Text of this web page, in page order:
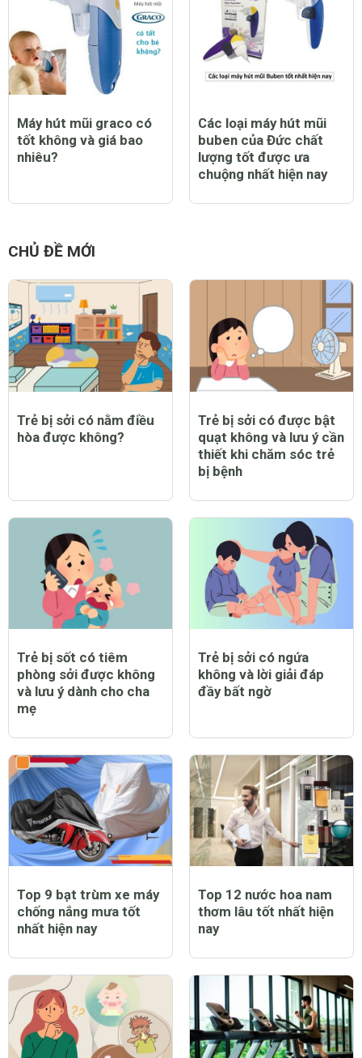
Máy hút mũi graco có
tốt không và giá bao
nhiêu?
Các loại máy hút mũi
buben của Đức chất
lượng tốt được ưa
chuộng nhất hiện nay
CHỦ ĐỀ MỚI
Trẻ bị sởi có nằm điều
hòa được không?
Trẻ bị sởi có được bật
quạt không và lưu ý cần
thiết khi chăm sóc trẻ
bị bệnh
Trẻ bị sốt có tiêm
phòng sởi được không
và lưu ý dành cho cha
mẹ
Trẻ bị sởi có ngứa
không và lời giải đáp
đầy bất ngờ
Top 9 bạt trùm xe máy
chống nắng mưa tốt
nhất hiện nay
Top 12 nước hoa nam
thơm lâu tốt nhất hiện
nay